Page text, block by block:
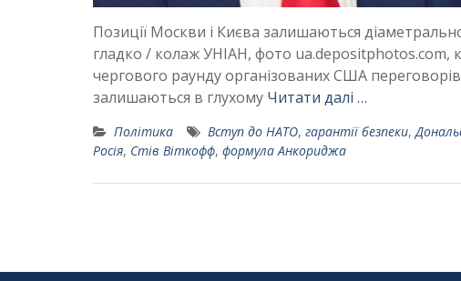
Позиції Москви і Києва залишаються
гладко / колаж УНІАН, фото ua.depositphotos.com,
чергового раунду організованих США
залишаються в глухому Читати далі …
Політика Вступ до НАТО, гарантії безпеки,
Росія, Стів Віткофф, формула Анкориджа